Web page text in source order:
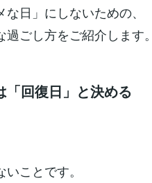
日」にしないための、
ごし方をご紹介します。
回復日」と決める
ことです。